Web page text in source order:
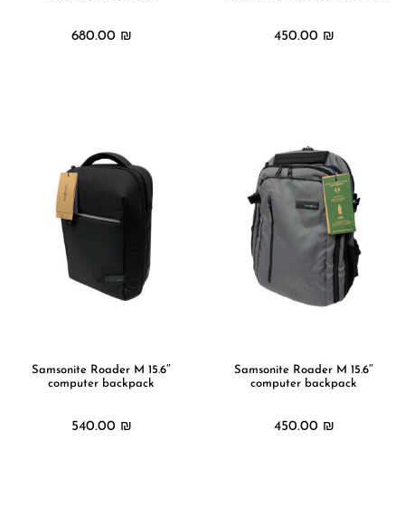
450.00 ₪
680.00 ₪
15.6″ Samsonite Roader M
computer backpack
450.00 ₪
15.6″ Samsonite Roader M
computer backpack
540.00 ₪